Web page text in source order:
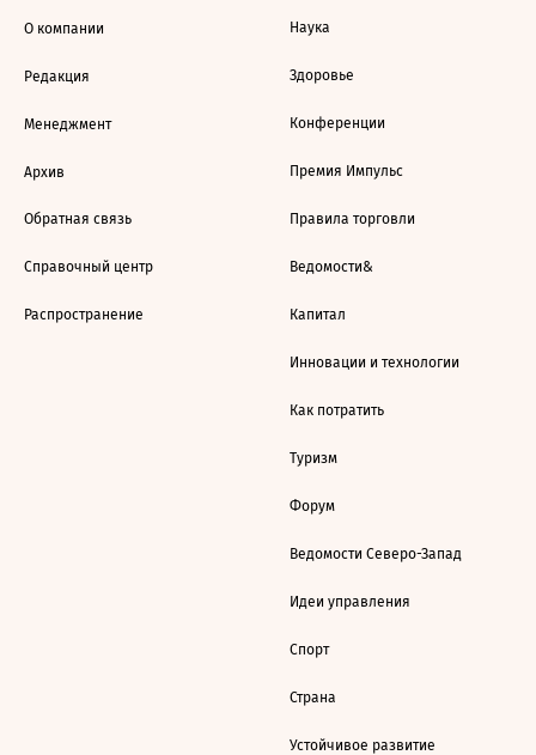
О компании
Редакция
Менеджмент
Архив
Обратная связь
Справочный центр
Распространение
Наука
Здоровье
Конференции
Премия Импульс
Правила торговли
Ведомости&
Капитал
Инновации и технологии
Как потратить
Туризм
Форум
Ведомости Северо-Запад
Идеи управления
Спорт
Страна
Устойчивое развитие